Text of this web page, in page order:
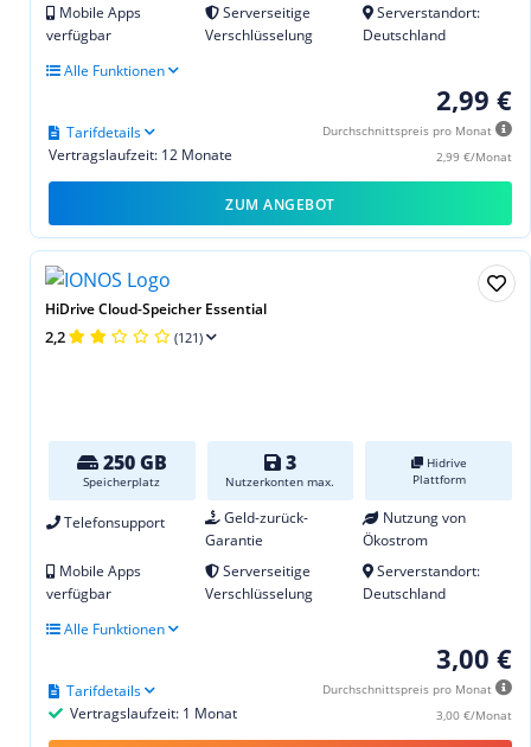
Mobile Apps
verfügbar
Serverseitige
Verschlüsselung
Serverstandort:
Deutschland
Alle Funktionen
2,99 €
Durchschnittspreis pro Monat
2,99 €/Monat
Vertragslaufzeit: 12 Monate
Tarifdetails
ZUM ANGEBOT
HiDrive Cloud-Speicher Essential
2,2 (121)
250 GB
Speicherplatz
3
Nutzerkonten max.
Hidrive
Plattform
Telefonsupport
Geld-zurück-
Garantie
Nutzung von
Ökostrom
Mobile Apps
verfügbar
Serverseitige
Verschlüsselung
Serverstandort:
Deutschland
Alle Funktionen
3,00 €
Durchschnittspreis pro Monat
3,00 €/Monat
Vertragslaufzeit: 1 Monat
Tarifdetails